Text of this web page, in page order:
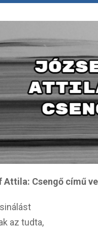
Csengő című
az tudta,